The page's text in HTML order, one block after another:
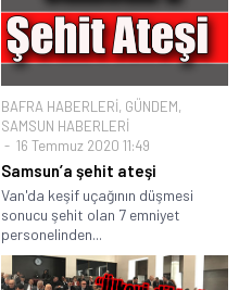
BAFRA HABERLERİ, GÜNDEM,
SAMSUN HABERLERİ
16 Temmuz 2020 11:49
Samsun’a şehit ateşi
Van'da keşif uçağının düşmesi
sonucu şehit olan 7 emniyet
personelinden...